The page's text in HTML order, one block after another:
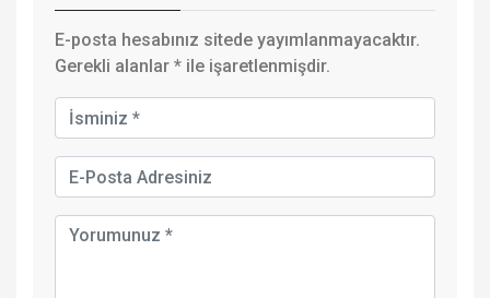
E-posta hesabınız sitede yayımlanmayacaktır.
Gerekli alanlar * ile işaretlenmişdir.